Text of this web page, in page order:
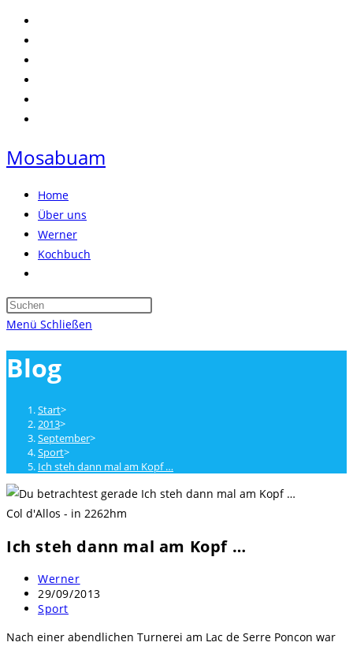
Zum
Inhalt
springen
Mosabuam
Home
Über uns
Werner
Kochbuch
umschalten
Press
Menü Schließen
Blog
Start>
2013>
September>
Sport>
Ich steh dann mal am Kopf …
Col d'Allos - in 2262hm
Ich steh dann mal am Kopf …
Beitrags-
Autor:
Werner
Beitrag
veröffentlicht:
29/09/2013
Beitrags-
Sport
Nach einer abendlichen Turnerei am Lac de Serre Poncon war